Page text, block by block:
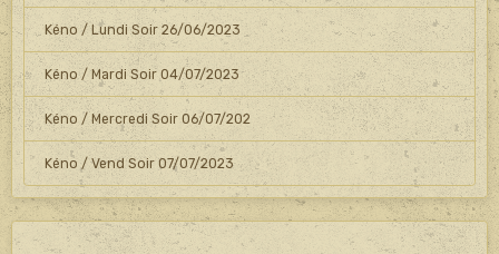
Kéno / Lundi Soir 26/06/2023
Kéno / Mardi Soir 04/07/2023
Kéno / Mercredi Soir 06/07/202
Kéno / Vend Soir 07/07/2023